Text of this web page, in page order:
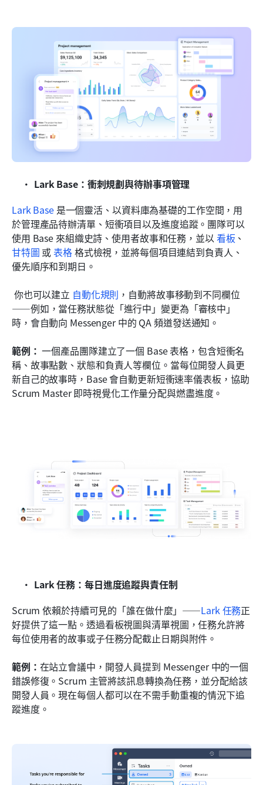
Lark Base：衝刺規劃與待辦事項管理
Lark Base 是一個靈活、以資料庫為基礎的工作空間，用
於管理產品待辦清單、短衝項目以及進度追蹤。團隊可以
使用 Base 來組織史詩、使用者故事和任務，並以 看板 、
甘特圖 或 表格 格式檢視，並將每個項目連結到負責人、
優先順序和到期日。
你也可以建立 自動化規則 ，自動將故事移動到不同欄位
——例如，當任務狀態從「進行中」變更為「審核中」
時，會自動向 Messenger 中的 QA 頻道發送通知。
範例： 一個產品團隊建立了一個 Base 表格，包含短衝名
稱、故事點數、狀態和負責人等欄位。當每位開發人員更
新自己的故事時，Base 會自動更新短衝速率儀表板，協助
Scrum Master 即時視覺化工作量分配與燃盡進度。
Lark 任務：每日進度追蹤與責任制
Scrum 依賴於持續可見的「誰在做什麼」——Lark 任務正
好提供了這一點。透過看板視圖與清單視圖，任務允許將
每位使用者的故事或子任務分配截止日期與附件。
範例： 在站立會議中，開發人員提到 Messenger 中的一個
錯誤修復。Scrum 主管將該訊息轉換為任務，並分配給該
開發人員。現在每個人都可以在不需手動重複的情況下追
蹤進度。